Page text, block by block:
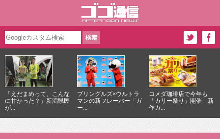
「えだまめって、こんな
に甘かった？」新潟県民
が...
プリングルズ×ウルトラ
マンの新フレーバー「ガ
ー...
コメダ珈琲店で今年も
「カリー祭り」開催 新
作カ...